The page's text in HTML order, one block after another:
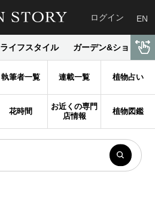
ログイン EN
ライフスタイル ガーデン&ショップ
執筆者一覧 連載一覧 植物占い
花時間
お近くの専門
店情報
植物図鑑